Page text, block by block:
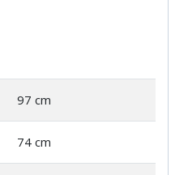
97 cm
74 cm